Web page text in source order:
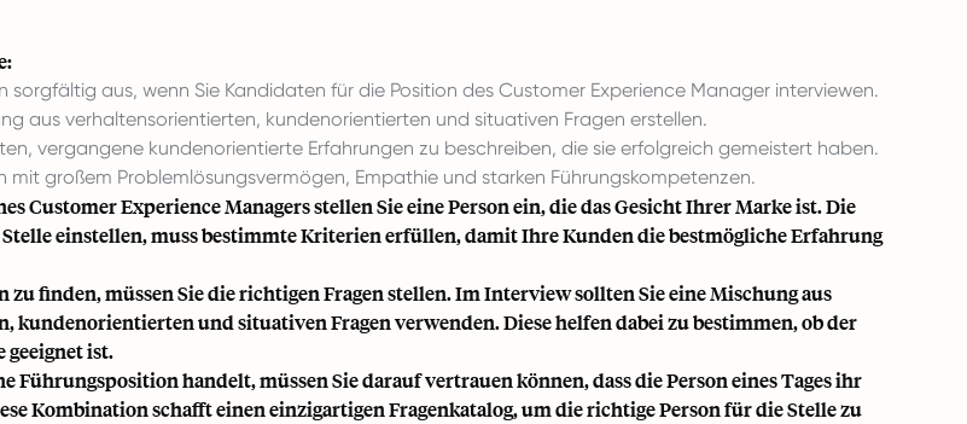
sorgfältig aus, wenn Sie Kandidaten für die Position des Customer Experience Manager interviewen.
aus verhaltensorientierten, kundenorientierten und situativen Fragen erstellen.
vergangene kundenorientierte Erfahrungen zu beschreiben, die sie erfolgreich gemeistert haben.
mit großem Problemlösungsvermögen, Empathie und starken Führungskompetenzen.
Customer Experience Managers stellen Sie eine Person ein, die das Gesicht Ihrer Marke ist. Die
Stelle einstellen, muss bestimmte Kriterien erfüllen, damit Ihre Kunden die bestmögliche Erfahrung
zu finden, müssen Sie die richtigen Fragen stellen. Im Interview sollten Sie eine Mischung aus
kundenorientierten und situativen Fragen verwenden. Diese helfen dabei zu bestimmen, ob der
geeignet ist.
Führungsposition handelt, müssen Sie darauf vertrauen können, dass die Person eines Tages ihr
Kombination schafft einen einzigartigen Fragenkatalog, um die richtige Person für die Stelle zu